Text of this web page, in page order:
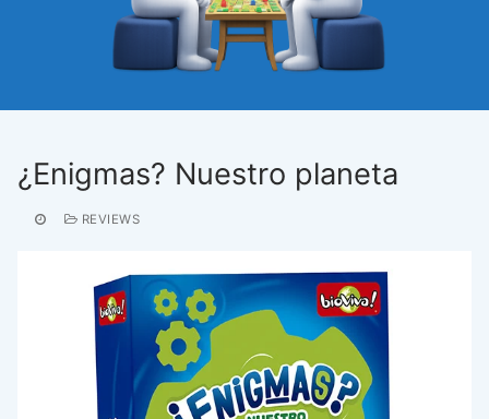
¿Enigmas? Nuestro planeta
REVIEWS